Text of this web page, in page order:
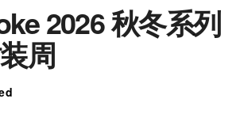
2026 秋冬系列
周